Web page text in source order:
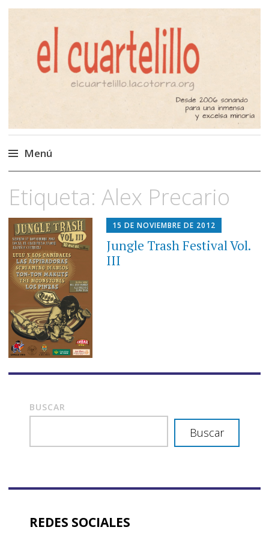
El Cuartelillo
Programa de radio de música
independiente. Podcast
Menú
al
contenido
Etiqueta: Alex Precario
15 DE NOVIEMBRE DE 2012
Jungle Trash Festival Vol.
III
BUSCAR
Buscar
REDES SOCIALES